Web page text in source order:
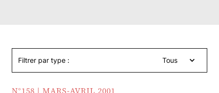
Filtrer par type : Tous
N°158 | MARS-AVRIL 2001